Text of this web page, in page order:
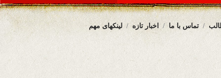
لینکهای مهم اخبار تازه تماس با ما